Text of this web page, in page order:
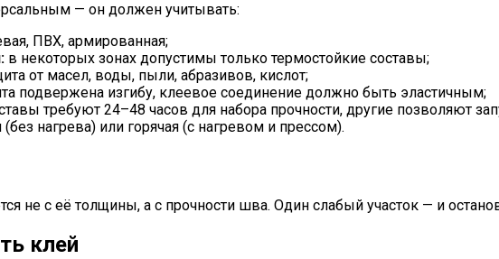
— он должен учитывать:
ПВХ, армированная;
в некоторых зонах допустимы только термостойкие составы;
от масел, воды, пыли, абразивов, кислот;
подвержена изгибу, клеевое соединение должно быть эластичным;
требуют 24–48 часов для набора прочности, другие позволяют
(без нагрева) или горячая (с нагревом и прессом).
не с её толщины, а с прочности шва. Один слабый участок — и
клей